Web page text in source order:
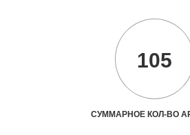
105
СУММАРНОЕ КОЛ-ВО